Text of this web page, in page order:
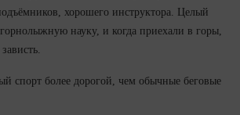
хорошего инструктора. Целый
науку, и когда приехали в горы,
спорт более дорогой, чем обычные беговые